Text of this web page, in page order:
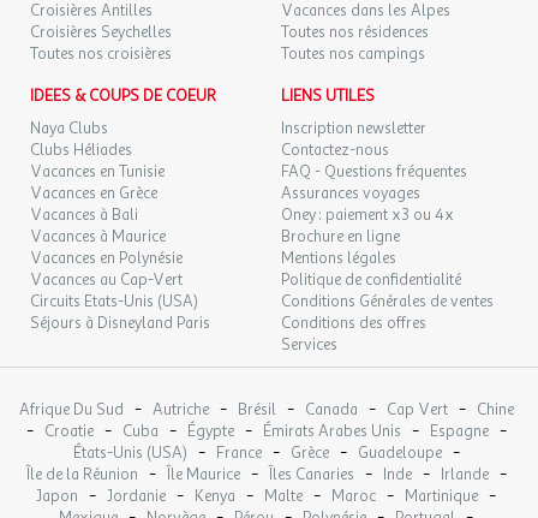
MER.
26 66 €
au lieu de
Retour le
27/08/2026
JEU.
AOÛT
66 €/pers.
VEN.
28
AOÛT
66 €
au lieu de
Retour le
29/08/2026
SAM.
29
AOÛT
66 €/pers.
au lieu de
30/08/2026
AOÛT
au lieu de74 €
LUN.
31
AOÛT
66 €/pers.
au lieu de
74 €
Retour le
01/09/2026
sept. 2026
Croisières Antilles
Croisières Seychelles
Toutes nos croisières
Vacances dans les Alpes
Toutes nos résidences
Toutes nos campings
IDEES & COUPS DE COEUR
Naya Clubs
Clubs Héliades
Vacances en Tunisie
Vacances en Grèce
Vacances à Bali
Vacances à Maurice
Vacances en Polynésie
Vacances au Cap-Vert
Circuits Etats-Unis (USA)
Séjours à Disneyland Paris
LIENS UTILES
Inscription newsletter
Contactez-nous
FAQ - Questions fréquentes
Assurances voyages
Oney : paiement x3 ou 4x
Brochure en ligne
Mentions légales
Politique de confidentialité
Conditions Générales de ventes
Conditions des offres
Services
Afrique Du Sud - Autriche - Brésil - Canada - Cap Vert - Chine
- Croatie - Cuba - Égypte - Émirats Arabes Unis - Espagne -
États-Unis (USA) - France - Grèce - Guadeloupe -
Île de la Réunion - Île Maurice - Îles Canaries - Inde - Irlande -
Japon - Jordanie - Kenya - Malte - Maroc - Martinique -